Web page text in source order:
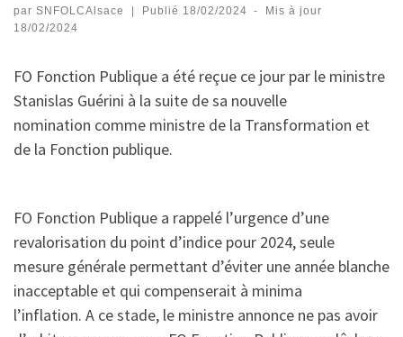
par SNFOLCAlsace Publié 18/02/2024 -
Mis à jour
18/02/2024
FO Fonction Publique a été reçue ce jour par le ministre
Stanislas Guérini à la suite de sa nouvelle
nomination comme ministre de la Transformation et
de la Fonction publique.
FO Fonction Publique a rappelé l’urgence d’une
revalorisation du point d’indice pour 2024, seule
mesure générale permettant d’éviter une année blanche
inacceptable et qui compenserait à minima
l’inflation. A ce stade, le ministre annonce ne pas avoir